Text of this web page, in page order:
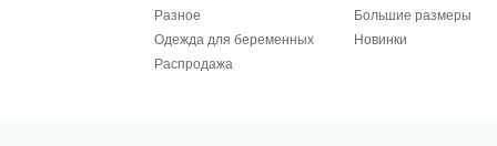
Разное
Большие размеры
Одежда для беременных
Новинки
Распродажа